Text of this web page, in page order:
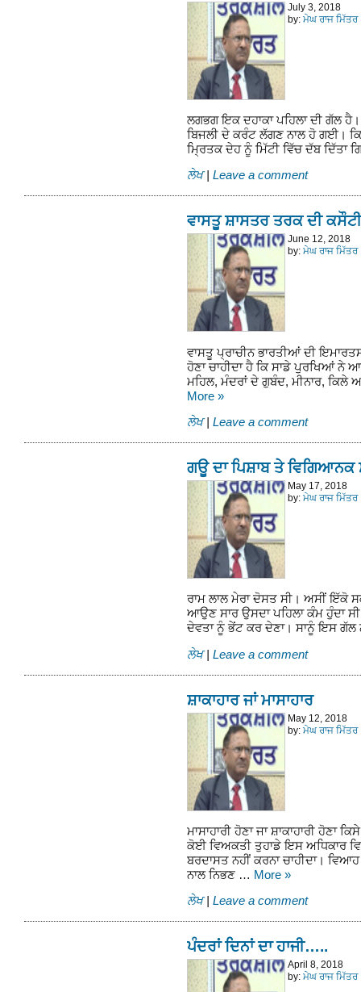
July 3, 2018
by: ਮੇਘ ਰਾਜ ਮਿੱਤਰ
ਲਗਭਗ ਇਕ ਦਹਾਕਾ ਪਹਿਲਾ ਦੀ ਗੱਲ
ਬਿਜਲੀ ਦੇ ਕਰੰਟ ਲੱਗਣ ਨਾਲ ਹੋ ਗਈ।
ਮ੍ਰਿਤਕ ਦੇਹ ਨੂੰ ਮਿੱਟੀ ਵਿੱਚ ਦੱਬ
ਲੇਖ | Leave a comment
ਵਾਸਤੂ ਸ਼ਾਸਤਰ ਤਰਕ ਦੀ
June 12, 2018
by: ਮੇਘ ਰਾਜ ਮਿੱਤਰ
ਵਾਸਤੂ ਪ੍ਰਾਚੀਨ ਭਾਰਤੀਆਂ ਦੀ
ਹੋਣਾ ਚਾਹੀਦਾ ਹੈ ਕਿ ਸਾਡੇ ਪੁਰਖਿਆਂ ਨੇ
ਮਹਿਲ, ਮੰਦਰਾਂ ਦੇ ਗੁਬੰਦ, ਮੀਨਾਰ,
More »
ਲੇਖ | Leave a comment
ਗਊ ਦਾ ਪਿਸ਼ਾਬ ਤੇ ਵਿਗਿਆਨਕ
May 17, 2018
by: ਮੇਘ ਰਾਜ ਮਿੱਤਰ
ਰਾਮ ਲਾਲ ਮੇਰਾ ਦੋਸਤ ਸੀ। ਅਸੀਂ ਇੱਕੋ
ਆਉਣ ਸਾਰ ਉਸਦਾ ਪਹਿਲਾ ਕੰਮ ਹੁੰਦਾ
ਦੇਵਤਾ ਨੂੰ ਭੇਂਟ ਕਰ ਦੇਣਾ। ਸਾਨੂੰ ਇਸ
ਲੇਖ | Leave a comment
ਸ਼ਾਕਾਹਾਰ ਜਾਂ ਮਾਸਾਹਾਰ
May 12, 2018
by: ਮੇਘ ਰਾਜ ਮਿੱਤਰ
ਮਾਸਾਹਾਰੀ ਹੋਣਾ ਜਾ ਸ਼ਾਕਾਹਾਰੀ ਹੋਣਾ
ਕੋਈ ਵਿਅਕਤੀ ਤੁਹਾਡੇ ਇਸ ਅਧਿਕਾਰ
ਬਰਦਾਸਤ ਨਹੀਂ ਕਰਨਾ ਚਾਹੀਦਾ।
ਨਾਲ ਨਿਭਣ … More »
ਲੇਖ | Leave a comment
ਪੰਦਰਾਂ ਦਿਨਾਂ ਦਾ ਹਾਜੀ…..
April 8, 2018
by: ਮੇਘ ਰਾਜ ਮਿੱਤਰ